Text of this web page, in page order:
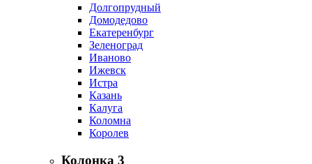
Долгопрудный
Домодедово
Екатеренбург
Зеленоград
Иваново
Ижевск
Истра
Казань
Калуга
Коломна
Королев
Колонка 3